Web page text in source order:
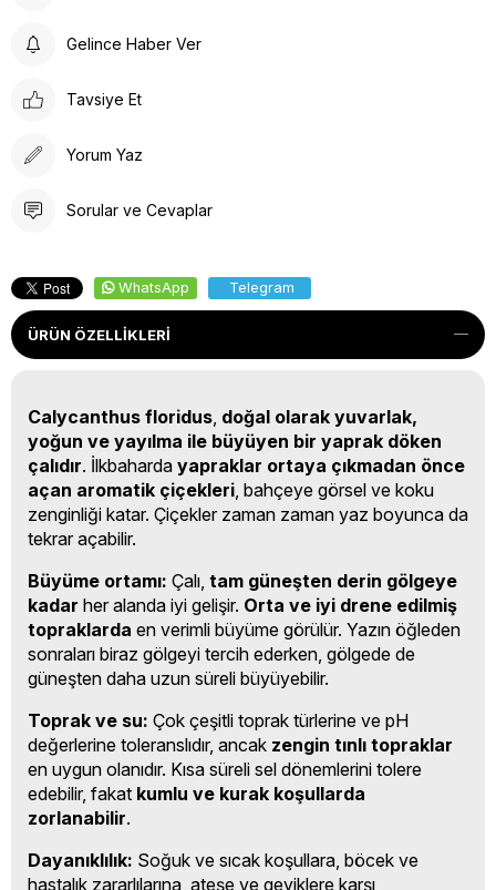
Gelince Haber Ver
Tavsiye Et
Yorum Yaz
Sorular ve Cevaplar
WhatsApp Telegram
ÜRÜN ÖZELLIKLERI
Calycanthus floridus doğal olarak yuvarlak,
yoğun ve yayılma ile büyüyen bir yaprak döken
çalıdır. İlkbaharda yapraklar ortaya çıkmadan önce
açan aromatik çiçekleri , bahçeye görsel ve koku
zenginliği katar. Çiçekler zaman zaman yaz boyunca da
tekrar açabilir.
Büyüme ortamı: Çalı, tam güneşten derin gölgeye
kadar her alanda iyi gelişir. Orta ve iyi drene edilmiş
topraklarda en verimli büyüme görülür. Yazın öğleden
sonraları biraz gölgeyi tercih ederken, gölgede de
güneşten daha uzun süreli büyüyebilir.
Toprak ve su: Çok çeşitli toprak türlerine ve pH
değerlerine toleranslıdır, ancak zengin tınlı topraklar
en uygun olanıdır. Kısa süreli sel dönemlerini tolere
edebilir, fakat kumlu ve kurak koşullarda
zorlanabilir.
Dayanıklılık: Soğuk ve sıcak koşullara, böcek ve
hastalık zararlılarına, ateşe ve geyiklere karşı